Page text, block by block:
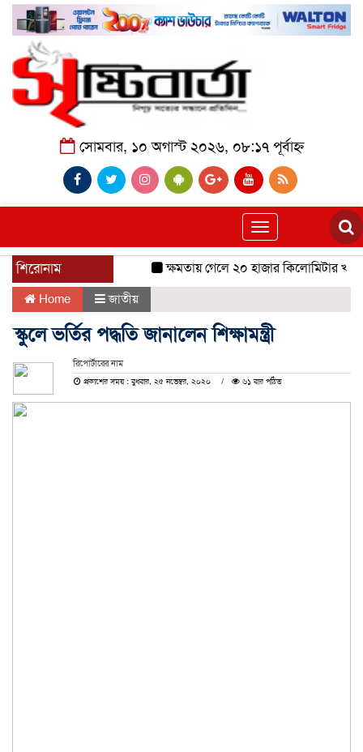
সোমবার, ১০ অগাস্ট ২০২৬, ০৮:১৭ পূর্বাহ্ন
Toggle
navigation
শিরোনাম ক্ষমতায় গেলে ২০ হাজার কিলোমিটার খাল
Home জাতীয়
স্কুলে ভর্তির পদ্ধতি জানালেন শিক্ষামন্ত্রী
রিপোর্টারের নাম
প্রকাশের সময় : বুধবার, ২৫ নভেম্বর, ২০২০
৬১ বার পঠিত